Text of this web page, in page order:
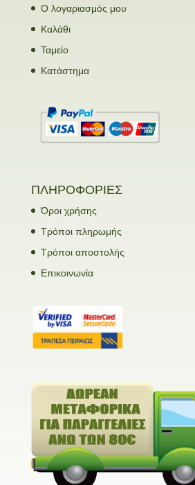
Ο λογαριασμός μου
Καλάθι
Ταμείο
Κατάστημα
ΠΛΗΡΟΦΟΡΙΕΣ
Όροι χρήσης
Τρόποι πληρωμής
Τρόποι αποστολής
Επικοινωνία